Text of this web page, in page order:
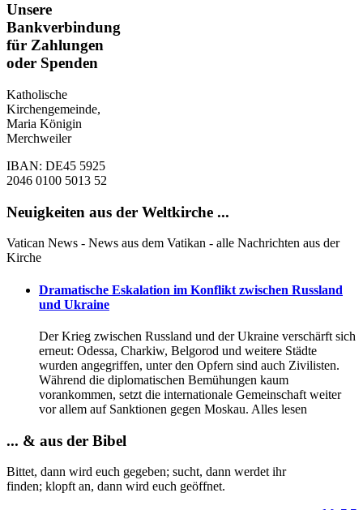
Unsere
Bankverbindung
für Zahlungen
oder Spenden
Katholische
Kirchengemeinde,
Maria Königin
Merchweiler
IBAN: DE45 5925
2046 0100 5013 52
Neuigkeiten aus der Weltkirche ...
Vatican News - News aus dem Vatikan - alle Nachrichten aus der
Kirche
Dramatische Eskalation im Konflikt zwischen Russland
und Ukraine
Der Krieg zwischen Russland und der Ukraine verschärft sich
erneut: Odessa, Charkiw, Belgorod und weitere Städte
wurden angegriffen, unter den Opfern sind auch Zivilisten.
Während die diplomatischen Bemühungen kaum
vorankommen, setzt die internationale Gemeinschaft weiter
vor allem auf Sanktionen gegen Moskau. Alles lesen
... & aus der Bibel
Bittet, dann wird euch gegeben; sucht, dann werdet ihr
finden; klopft an, dann wird euch geöffnet.